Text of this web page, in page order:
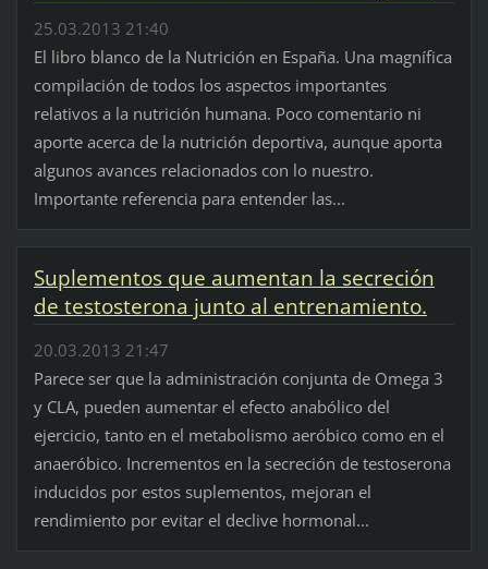
25.03.2013 21:40
El libro blanco de la Nutrición en España. Una magnífica
compilación de todos los aspectos importantes
relativos a la nutrición humana. Poco comentario ni
aporte acerca de la nutrición deportiva, aunque aporta
algunos avances relacionados con lo nuestro.
Importante referencia para entender las...
Suplementos que aumentan la secreción
de testosterona junto al entrenamiento.
20.03.2013 21:47
Parece ser que la administración conjunta de Omega 3
y CLA, pueden aumentar el efecto anabólico del
ejercicio, tanto en el metabolismo aeróbico como en el
anaeróbico. Incrementos en la secreción de testoserona
inducidos por estos suplementos, mejoran el
rendimiento por evitar el declive hormonal...